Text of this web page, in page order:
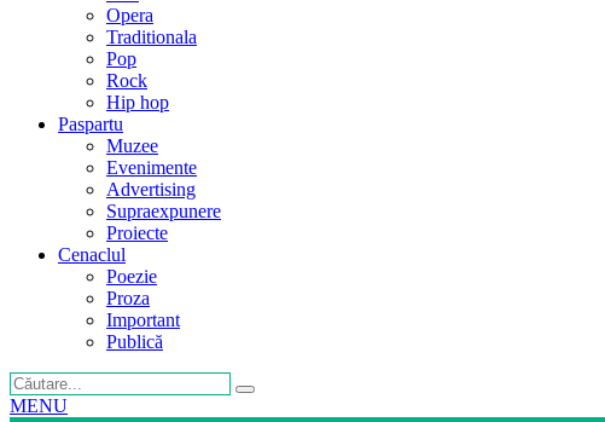
Opera
Traditionala
Pop
Rock
Hip hop
Paspartu
Muzee
Evenimente
Advertising
Supraexpunere
Proiecte
Cenaclul
Poezie
Proza
Important
Publică
MENU